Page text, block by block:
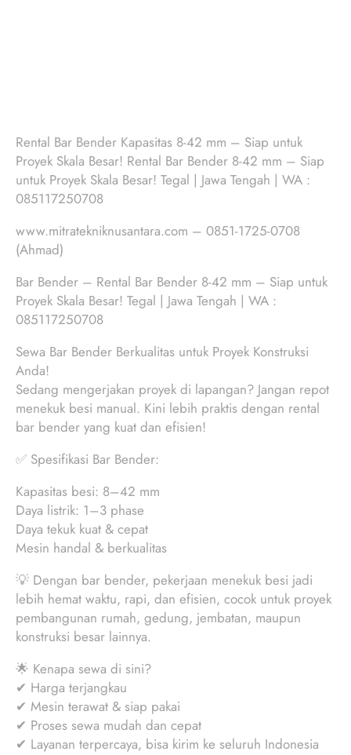
Rental Bar Bender Kapasitas 8-42 mm – Siap untuk
Proyek Skala Besar! Rental Bar Bender 8-42 mm – Siap
untuk Proyek Skala Besar! Tegal | Jawa Tengah | WA :
085117250708
www.mitratekniknusantara.com – 0851-1725-0708
(Ahmad)
Bar Bender – Rental Bar Bender 8-42 mm – Siap untuk
Proyek Skala Besar! Tegal | Jawa Tengah | WA :
085117250708
Sewa Bar Bender Berkualitas untuk Proyek Konstruksi
Anda!
Sedang mengerjakan proyek di lapangan? Jangan repot
menekuk besi manual. Kini lebih praktis dengan rental
bar bender yang kuat dan efisien!
✅ Spesifikasi Bar Bender:
Kapasitas besi: 8–42 mm
Daya listrik: 1–3 phase
Daya tekuk kuat & cepat
Mesin handal & berkualitas
💡 Dengan bar bender, pekerjaan menekuk besi jadi
lebih hemat waktu, rapi, dan efisien, cocok untuk proyek
pembangunan rumah, gedung, jembatan, maupun
konstruksi besar lainnya.
🌟 Kenapa sewa di sini?
✔ Harga terjangkau
✔ Mesin terawat & siap pakai
✔ Proses sewa mudah dan cepat
✔ Layanan terpercaya, bisa kirim ke seluruh Indonesia